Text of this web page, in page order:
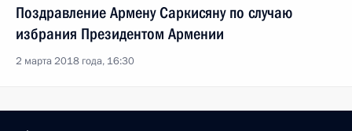
Поздравление Армену Саркисяну по случаю
избрания Президентом Армении
2 марта 2018 года, 16:30